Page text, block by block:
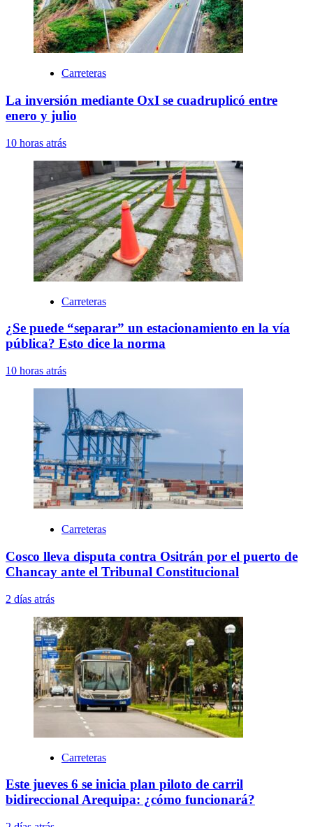
Carreteras
La inversión mediante OxI se cuadruplicó entre
enero y julio
10 horas atrás
Carreteras
¿Se puede “separar” un estacionamiento en la vía
pública? Esto dice la norma
10 horas atrás
Carreteras
Cosco lleva disputa contra Ositrán por el puerto de
Chancay ante el Tribunal Constitucional
2 días atrás
Carreteras
Este jueves 6 se inicia plan piloto de carril
bidireccional Arequipa: ¿cómo funcionará?